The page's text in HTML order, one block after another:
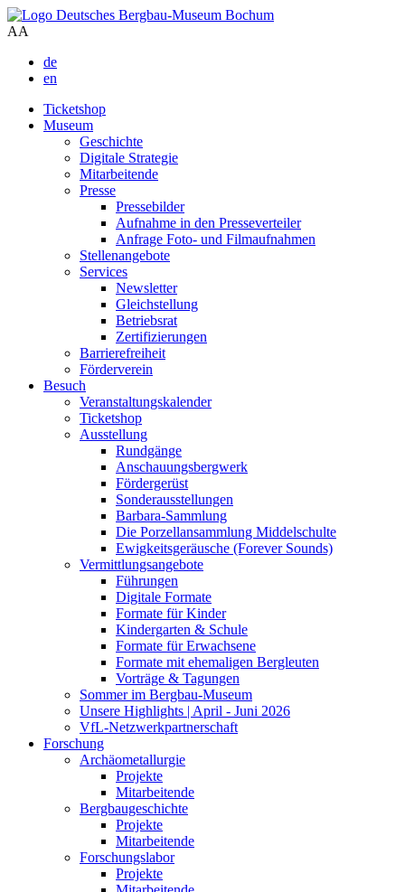
AA
de
en
Ticketshop
Museum
Geschichte
Digitale Strategie
Mitarbeitende
Presse
Pressebilder
Aufnahme in den Presseverteiler
Anfrage Foto- und Filmaufnahmen
Stellenangebote
Services
Newsletter
Gleichstellung
Betriebsrat
Zertifizierungen
Barrierefreiheit
Förderverein
Besuch
Veranstaltungskalender
Ticketshop
Ausstellung
Rundgänge
Anschauungsbergwerk
Fördergerüst
Sonderausstellungen
Barbara-Sammlung
Die Porzellansammlung Middelschulte
Ewigkeitsgeräusche (Forever Sounds)
Vermittlungsangebote
Führungen
Digitale Formate
Formate für Kinder
Kindergarten & Schule
Formate für Erwachsene
Formate mit ehemaligen Bergleuten
Vorträge & Tagungen
Sommer im Bergbau-Museum
Unsere Highlights | April - Juni 2026
VfL-Netzwerkpartnerschaft
Forschung
Archäometallurgie
Projekte
Mitarbeitende
Bergbaugeschichte
Projekte
Mitarbeitende
Forschungslabor
Projekte